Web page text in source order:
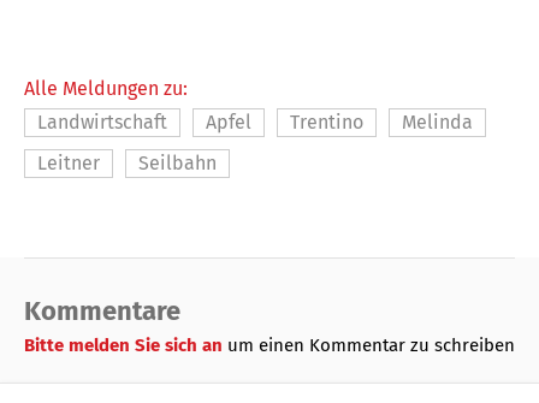
Alle Meldungen zu:
Landwirtschaft
Apfel Trentino
Melinda
Leitner
Seilbahn
Kommentare
Bitte melden Sie sich an um einen Kommentar zu schreiben